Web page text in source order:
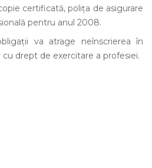
certificată, poliţa de asigurare
pentru anul 2008.
va atrage neînscrierea în
cu drept de exercitare a profesiei.